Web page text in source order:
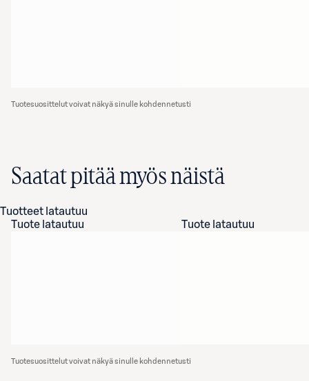
Tuotesuosittelut voivat näkyä sinulle kohdennetusti
Saatat pitää myös näistä
Tuotteet latautuu
Tuote latautuu
Tuote latautuu
Tuotesuosittelut voivat näkyä sinulle kohdennetusti